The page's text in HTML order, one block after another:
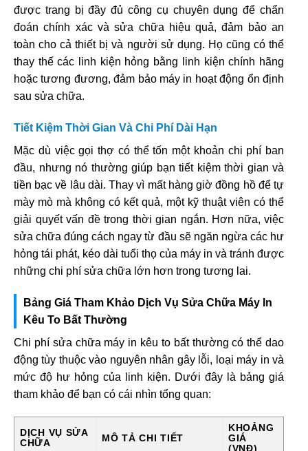
được trang bị đầy đủ công cụ chuyên dụng để chẩn
đoán chính xác và sửa chữa hiệu quả, đảm bảo an
toàn cho cả thiết bị và người sử dụng. Họ cũng có thể
thay thế các linh kiện hỏng bằng linh kiện chính hãng
hoặc tương đương, đảm bảo máy in hoạt động ổn định
sau sửa chữa.
Tiết Kiệm Thời Gian Và Chi Phí Dài Hạn
Mặc dù việc gọi thợ có thể tốn một khoản chi phí ban
đầu, nhưng nó thường giúp bạn tiết kiệm thời gian và
tiền bạc về lâu dài. Thay vì mất hàng giờ đồng hồ để tự
mày mò mà không có kết quả, một kỹ thuật viên có thể
giải quyết vấn đề trong thời gian ngắn. Hơn nữa, việc
sửa chữa đúng cách ngay từ đầu sẽ ngăn ngừa các hư
hỏng tái phát, kéo dài tuổi thọ của máy in và tránh được
những chi phí sửa chữa lớn hơn trong tương lai.
Bảng Giá Tham Khảo Dịch Vụ Sửa Chữa Máy In
Kêu To Bất Thường
Chi phí sửa chữa máy in kêu to bất thường có thể dao
động tùy thuộc vào nguyên nhân gây lỗi, loại máy in và
mức độ hư hỏng của linh kiện. Dưới đây là bảng giá
tham khảo để bạn có cái nhìn tổng quan:
DỊCH VỤ SỬA
CHỮA
MÔ TẢ CHI TIẾT
KHOẢNG
GIÁ
(VNĐ)